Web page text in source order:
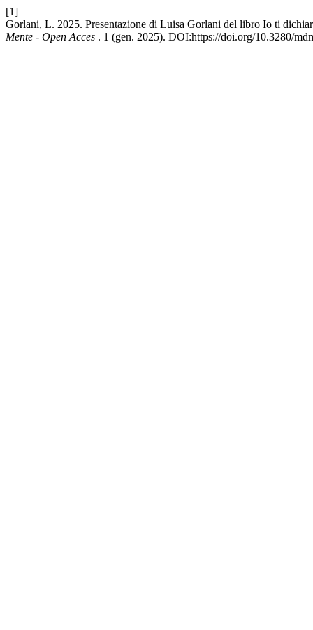
[1]
Gorlani, L. 2025. Presentazione di Luisa Gorlani del libro Io ti
Mente - Open Acces . 1 (gen. 2025). DOI:https://doi.org/10.3280/